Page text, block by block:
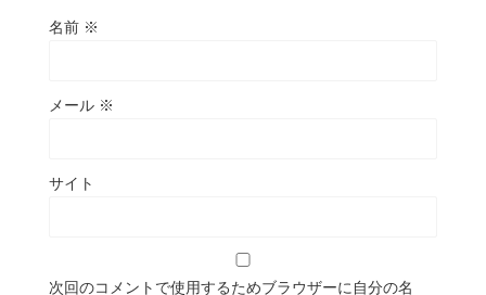
名前 ※
メール ※
サイト
次回のコメントで使用するためブラウザーに自分の名